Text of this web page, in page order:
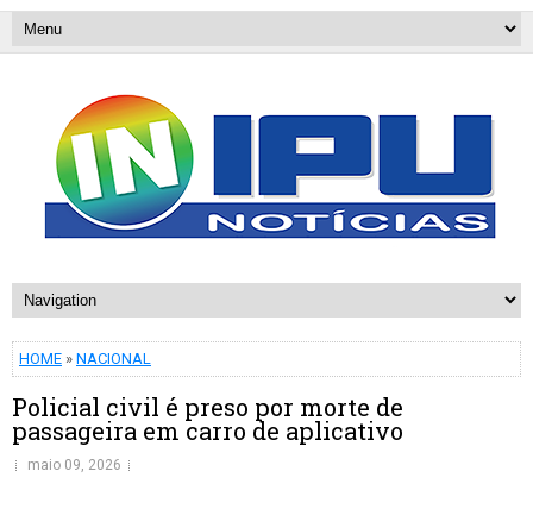
HOME » NACIONAL
Policial civil é preso por morte de
passageira em carro de aplicativo
maio 09, 2026